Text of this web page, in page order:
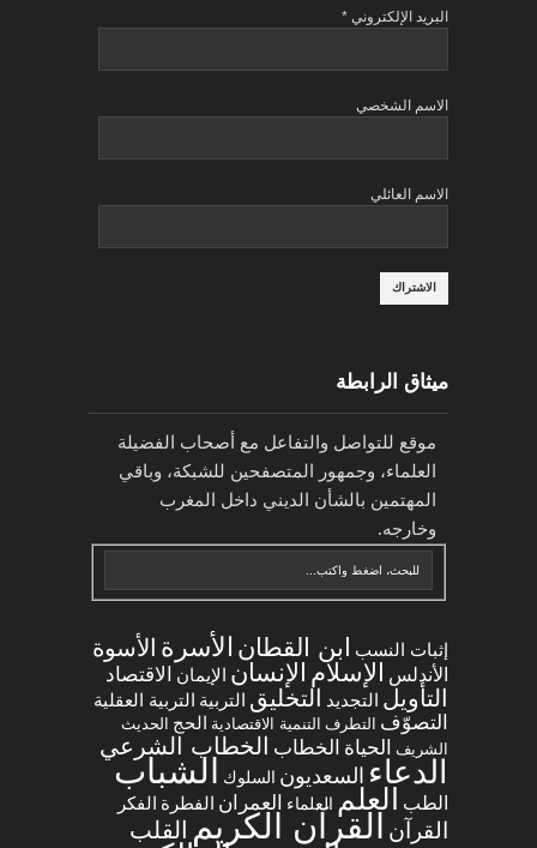
البريد الإلكتروني *
الاسم الشخصي
الاسم العائلي
ميثاق الرابطة
موقع للتواصل والتفاعل مع أصحاب الفضيلة
العلماء، وجمهور المتصفحين للشبكة، وباقي
المهتمين بالشأن الديني داخل المغرب
وخارجه.
إثبات النسب ابن القطان الأسرة الأسوة
الأندلس الإسلام الإنسان الإيمان الاقتصاد
التأويل التجديد التخليق التربية التربية العقلية
التصوّف التطرف التنمية الاقتصادية الحج الحديث
الشريف
الحياة الخطاب الخطاب الشرعي
الدعاء السعديون السلوك الشباب
الطب العلم العلماء العمران الفطرة الفكر
القرآن القرآن الكريم القلب